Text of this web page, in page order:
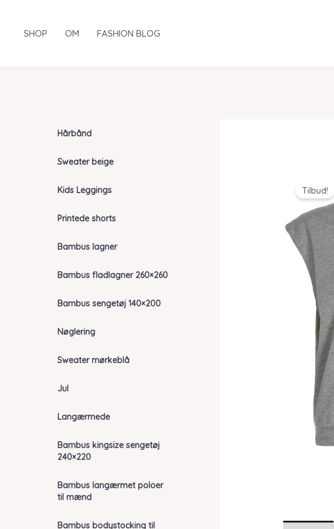
SHOP OM FASHION BLOG
Hårbånd
Sweater beige
Kids Leggings
Printede shorts
Bambus lagner
Bambus fladlagner 260×260
Bambus sengetøj 140×200
Nøglering
Sweater mørkeblå
Jul
Langærmede
Bambus kingsize sengetøj
240×220
Bambus langærmet poloer
til mænd
Bambus bodystocking til
Tilbud!